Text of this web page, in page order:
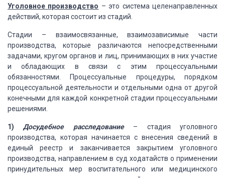
Уголовное производство – это система целенаправленных
действий, которая состоит из стадий.
Стадии – взаимосвязанные, взаимозависимые части
производства, которые различаются непосредственными
задачами, кругом органов и лиц, принимающих в них участие
и обладающих в связи с этим процессуальными
обязанностями. Процессуальные процедуры, порядком
процессуальной деятельности и отдельными одна от другой
конечными для каждой конкретной стадии процессуальными
решениями.
1)Досудебное расследование – стадия уголовного
производства, которая начинается с внесения сведений в
единый реестр и заканчивается закрытием уголовного
производства, направлением в суд ходатайств о применении
принудительных мер воспитательного или медицинского